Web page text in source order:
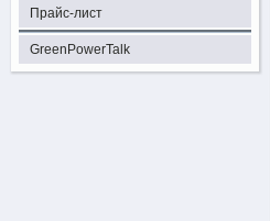
Прайс-лист
GreenPowerTalk